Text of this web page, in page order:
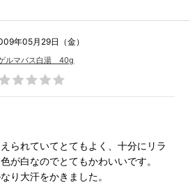
年05月29日（金）
ルマバス白湯 40g
られていてとてもよく、十分にリラ
が白なのでとてもかわいいです。
り大汗をかきました。